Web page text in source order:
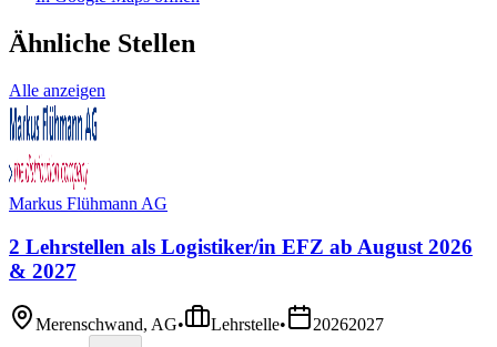
Ähnliche Stellen
Alle anzeigen
Markus Flühmann AG
2 Lehrstellen als Logistiker/in EFZ ab August 2026
& 2027
Merenschwand, AG• Lehrstelle• 20262027